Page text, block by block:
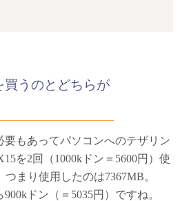
買うのとどちらが
要もあってパソコンへのテザリン
を2回（1000kドン＝5600円）使
まり使用したのは7367MB。
ドン（＝5035円）ですね。